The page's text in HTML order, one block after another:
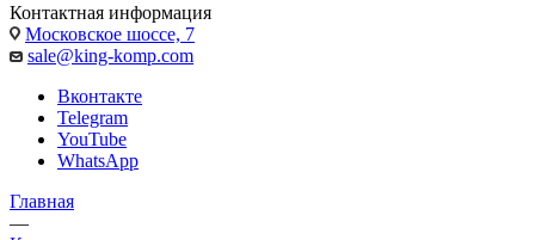
Контактная информация
Московское шоссе, 7
sale@king-komp.com
Вконтакте
Telegram
YouTube
WhatsApp
Главная
—